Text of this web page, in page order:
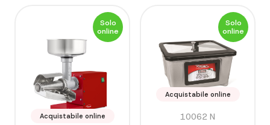
Solo
online
Acquistabile online
Solo
online
Acquistabile online
10062 N